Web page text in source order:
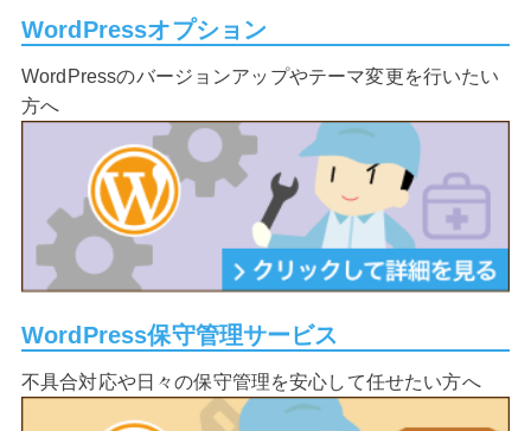
WordPressオプション
WordPressのバージョンアップやテーマ変更を行いたい
方へ
WordPress保守管理サービス
不具合対応や日々の保守管理を安心して任せたい方へ